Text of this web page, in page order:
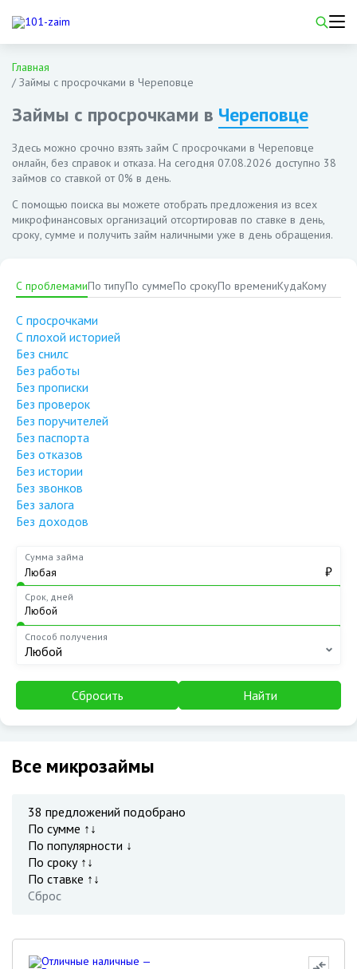
Главная
/Займы с просрочками в Череповце
Займы с просрочками в Череповце
Здесь можно срочно взять займ С просрочками в Череповце
онлайн, без справок и отказа. На сегодня 07.08.2026 доступно 38
займов со ставкой от 0% в день.
С помощью поиска вы можете отобрать предложения из всех
микрофинансовых организаций отсортировав по ставке в день,
сроку, сумме и получить займ наличными уже в день обращения.
С проблемамиПо типуПо суммеПо срокуПо времениКудаКому
С просрочками
С плохой историей
Без снилс
Без работы
Без прописки
Без проверок
Без поручителей
Без паспорта
Без отказов
Без истории
Без звонков
Без залога
Без доходов
Сумма займа
₽
Срок, дней
Способ получения
Любой
Сбросить Найти
Все микрозаймы
38 предложений подобрано
По сумме ↑↓
По популярности ↓
По сроку ↑↓
По ставке ↑↓
Сброс